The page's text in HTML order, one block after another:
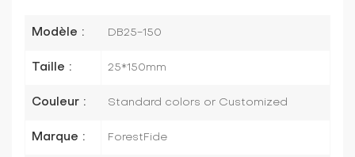
Modèle : DB25-150
Taille : 25*150mm
Couleur : Standard colors or Customized
Marque : ForestFide